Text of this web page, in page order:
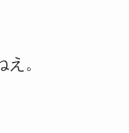
。